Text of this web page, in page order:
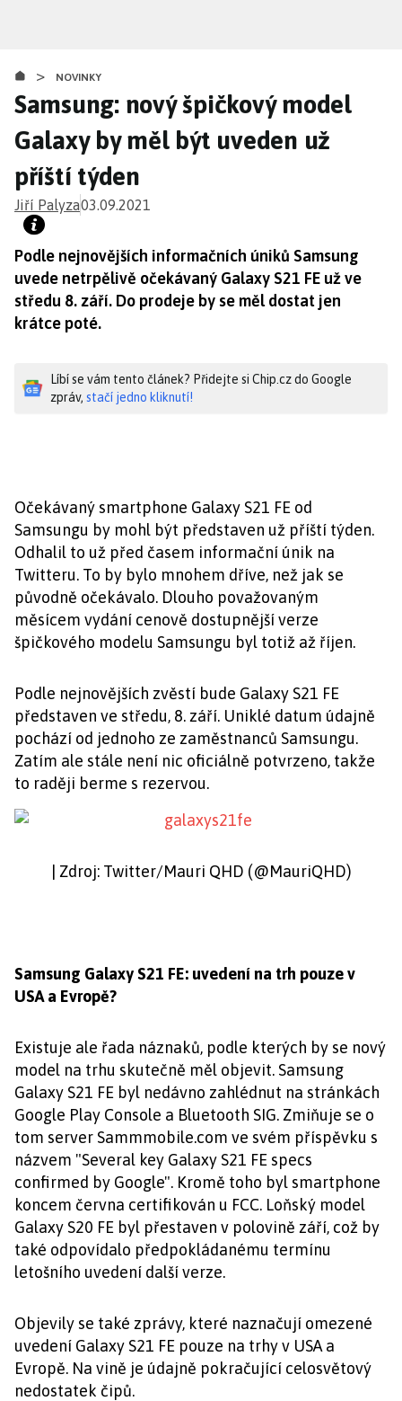
obsahu
> NOVINKY
Samsung: nový špičkový model
Galaxy by měl být uveden už
příští týden
Jiří Palyza03.09.2021
Podle nejnovějších informačních úniků Samsung
uvede netrpělivě očekávaný Galaxy S21 FE už ve
středu 8. září. Do prodeje by se měl dostat jen
krátce poté.
Líbí se vám tento článek? Přidejte si Chip.cz do Google
zpráv, stačí jedno kliknutí!
Očekávaný smartphone Galaxy S21 FE od
Samsungu by mohl být představen už příští týden.
Odhalil to už před časem informační únik na
Twitteru. To by bylo mnohem dříve, než jak se
původně očekávalo. Dlouho považovaným
měsícem vydání cenově dostupnější verze
špičkového modelu Samsungu byl totiž až říjen.
Podle nejnovějších zvěstí bude Galaxy S21 FE
představen ve středu, 8. září. Uniklé datum údajně
pochází od jednoho ze zaměstnanců Samsungu.
Zatím ale stále není nic oficiálně potvrzeno, takže
to raději berme s rezervou.
| Zdroj: Twitter/Mauri QHD (@MauriQHD)
Samsung Galaxy S21 FE: uvedení na trh pouze v
USA a Evropě?
Existuje ale řada náznaků, podle kterých by se nový
model na trhu skutečně měl objevit. Samsung
Galaxy S21 FE byl nedávno zahlédnut na stránkách
Google Play Console a Bluetooth SIG. Zmiňuje se o
tom server Sammmobile.com ve svém příspěvku s
názvem "Several key Galaxy S21 FE specs
confirmed by Google". Kromě toho byl smartphone
koncem června certifikován u FCC. Loňský model
Galaxy S20 FE byl přestaven v polovině září, což by
také odpovídalo předpokládanému termínu
letošního uvedení další verze.
Objevily se také zprávy, které naznačují omezené
uvedení Galaxy S21 FE pouze na trhy v USA a
Evropě. Na vině je údajně pokračující celosvětový
nedostatek čipů.